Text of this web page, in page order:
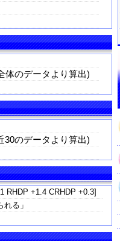
体のデータより算出)
30のデータより算出)
+1.4 CRHDP +0.3]
る」